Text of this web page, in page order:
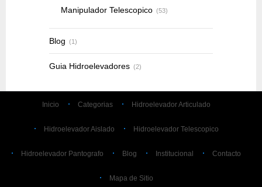
Manipulador Telescopico (53)
Blog (1)
Guia Hidroelevadores (2)
Inicio Categorias Hidroelevador Articulado
Hidroelevador Aislado Hidroelevador Telescopico
Hidroelevador Pantografo Blog Institucional Contacto
Mapa de Sitio